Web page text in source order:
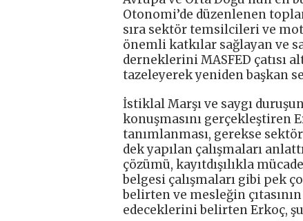
Otonomi’de düzenlenen
sıra sektör temsilcileri ve
önemli katkılar sağlayan ve
derneklerini MASFED çatısı
tazeleyerek yeniden başkan
İstiklal Marşı ve saygı
konuşmasını gerçekleştiren
tanımlanması, gerekse
dek yapılan çalışmaları
çözümü, kayıtdışılıkla
belgesi çalışmaları gibi pek
belirten ve mesleğin
edeceklerini belirten Erkoç,